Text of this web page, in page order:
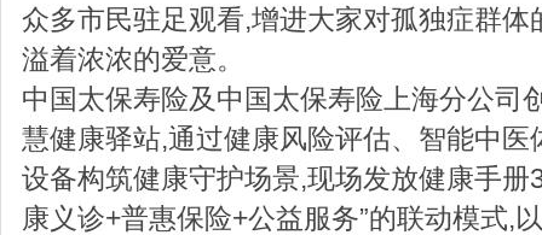
众多市民驻足观看,增进大家对孤独症群体
溢着浓浓的爱意。
中国太保寿险及中国太保寿险上海分公司
慧健康驿站,通过健康风险评估、智能中医
设备构筑健康守护场景,现场发放健康手册
康义诊+普惠保险+公益服务”的联动模式,